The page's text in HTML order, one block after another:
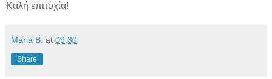
Καλή επιτυχία!
Maria B. at 09:30
Share